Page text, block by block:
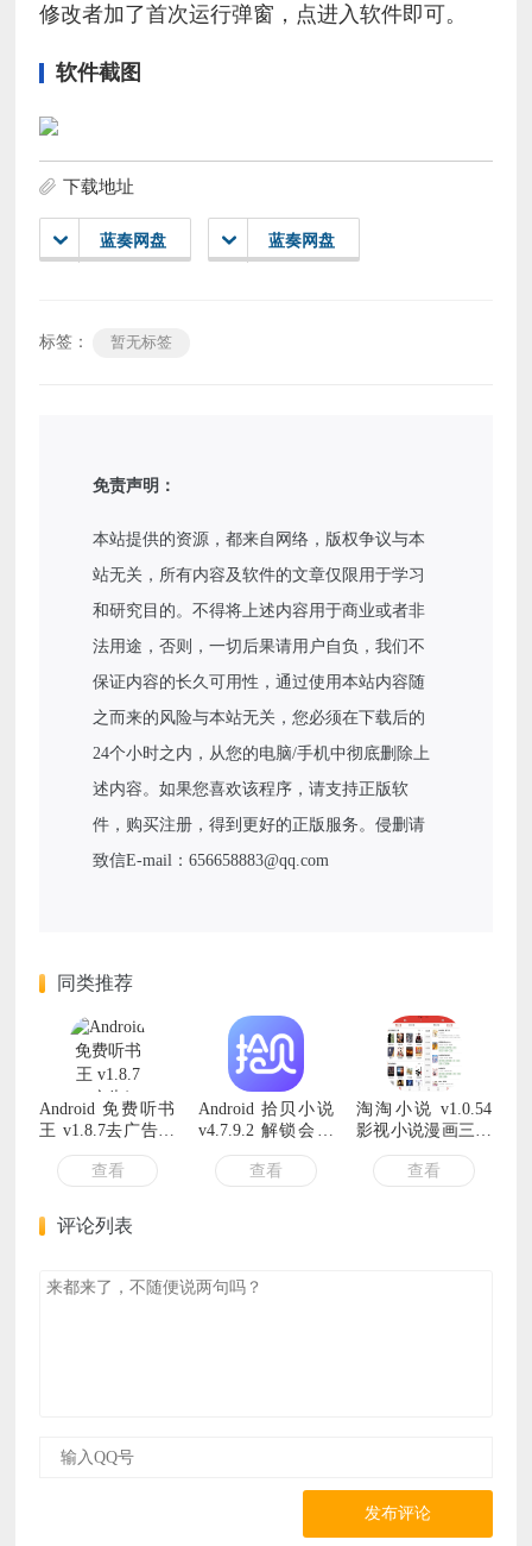
修改者加了首次运行弹窗，点进入软件即可。
软件截图
下载地址
蓝奏网盘 蓝奏网盘
标签： 暂无标签
免责声明：
本站提供的资源，都来自网络，版权争议与本
站无关，所有内容及软件的文章仅限用于学习
和研究目的。不得将上述内容用于商业或者非
法用途，否则，一切后果请用户自负，我们不
保证内容的长久可用性，通过使用本站内容随
之而来的风险与本站无关，您必须在下载后的
24个小时之内，从您的电脑/手机中彻底删除上
述内容。如果您喜欢该程序，请支持正版软
件，购买注册，得到更好的正版服务。侵删请
致信E-mail：656658883@qq.com
同类推荐
Android 免费听书
王 v1.8.7去广告清
爽版
查看
Android 拾贝小说
v4.7.9.2 解锁会员
查看
淘淘小说 v1.0.54
影视小说漫画三合
查看
评论列表
发布评论